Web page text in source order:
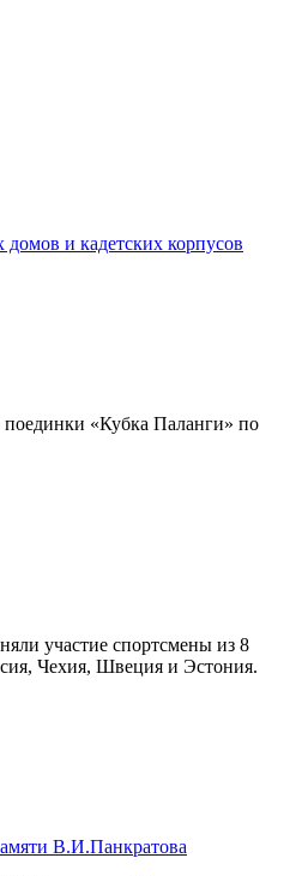
и кадетских корпусов
«Кубка Паланги» по
участие спортсмены из 8
Чехия, Швеция и Эстония.
В.И.Панкратова